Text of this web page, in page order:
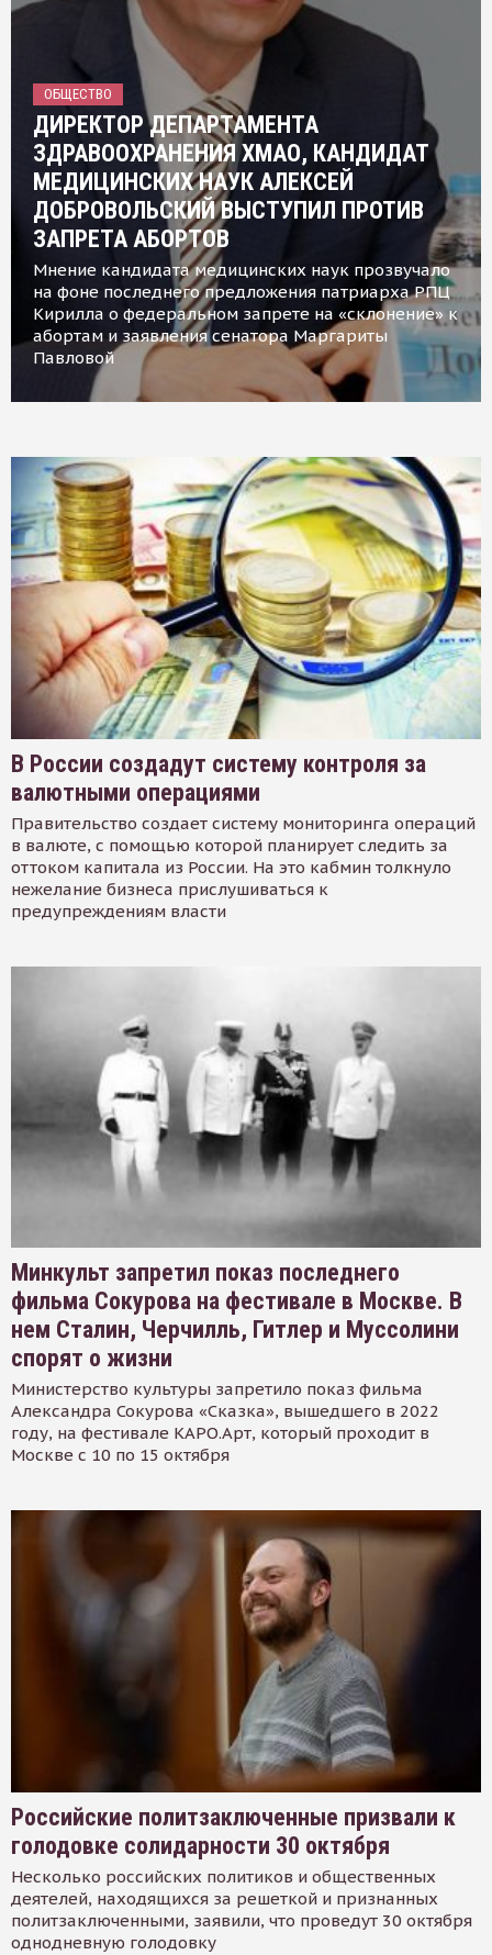
ОБЩЕСТВО
ДИРЕКТОР ДЕПАРТАМЕНТА
ЗДРАВООХРАНЕНИЯ ХМАО, КАНДИДАТ
МЕДИЦИНСКИХ НАУК АЛЕКСЕЙ
ДОБРОВОЛЬСКИЙ ВЫСТУПИЛ ПРОТИВ
ЗАПРЕТА АБОРТОВ
Мнение кандидата медицинских наук прозвучало
на фоне последнего предложения патриарха РПЦ
Кирилла о федеральном запрете на «склонение» к
абортам и заявления сенатора Маргариты
Павловой
В России создадут систему контроля за
валютными операциями
Правительство создает систему мониторинга операций
в валюте, с помощью которой планирует следить за
оттоком капитала из России. На это кабмин толкнуло
нежелание бизнеса прислушиваться к
предупреждениям власти
Минкульт запретил показ последнего
фильма Сокурова на фестивале в Москве. В
нем Сталин, Черчилль, Гитлер и Муссолини
спорят о жизни
Министерство культуры запретило показ фильма
Александра Сокурова «Сказка», вышедшего в 2022
году, на фестивале КАРО.Арт, который проходит в
Москве с 10 по 15 октября
Российские политзаключенные призвали к
голодовке солидарности 30 октября
Несколько российских политиков и общественных
деятелей, находящихся за решеткой и признанных
политзаключенными, заявили, что проведут 30 октября
однодневную голодовку